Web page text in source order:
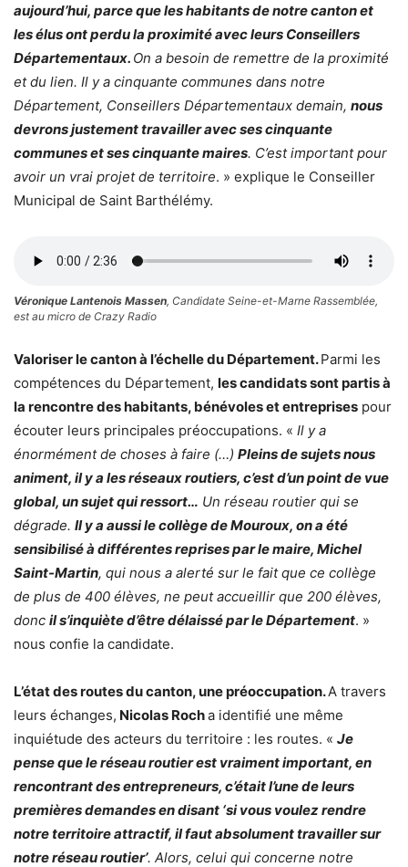
aujourd’hui, parce que les habitants de notre canton et
les élus ont perdu la proximité avec leurs Conseillers
Départementaux. On a besoin de remettre de la proximité
et du lien. Il y a cinquante communes dans notre
Département, Conseillers Départementaux demain, nous
devrons justement travailler avec ses cinquante
communes et ses cinquante maires. C’est important pour
avoir un vrai projet de territoire. » explique le Conseiller
Municipal de Saint Barthélémy.
Véronique Lantenois Massen, Candidate Seine-et-Marne Rassemblée,
est au micro de Crazy Radio
Valoriser le canton à l’échelle du Département.Parmi les
compétences du Département, les candidats sont partis à
la rencontre des habitants, bénévoles et entreprises pour
écouter leurs principales préoccupations. « Il y a
énormément de choses à faire (…) Pleins de sujets nous
animent, il y a les réseaux routiers, c’est d’un point de vue
global, un sujet qui ressort… Un réseau routier qui se
dégrade. Il y a aussi le collège de Mouroux, on a été
sensibilisé à différentes reprises par le maire, Michel
Saint-Martin, qui nous a alerté sur le fait que ce collège
de plus de 400 élèves, ne peut accueillir que 200 élèves,
donc il s’inquiète d’être délaissé par le Département. »
nous confie la candidate.
L’état des routes du canton, une préoccupation.A travers
leurs échanges, Nicolas Rocha identifié une même
inquiétude des acteurs du territoire : les routes. « Je
pense que le réseau routier est vraiment important, en
rencontrant des entrepreneurs, c’était l’une de leurs
premières demandes en disant ‘si vous voulez rendre
notre territoire attractif, il faut absolument travailler sur
notre réseau routier’. Alors, celui qui concerne notre